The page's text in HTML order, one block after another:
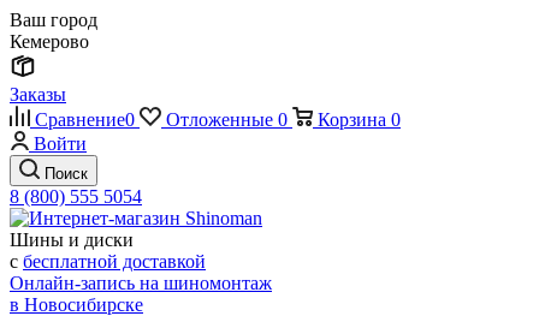
Ваш город
Кемерово
Заказы
Сравнение0 Отложенные 0 Корзина 0
Войти
Поиск
8 (800) 555 5054
Шины и диски
с бесплатной доставкой
Онлайн-запись на шиномонтаж
в Новосибирске